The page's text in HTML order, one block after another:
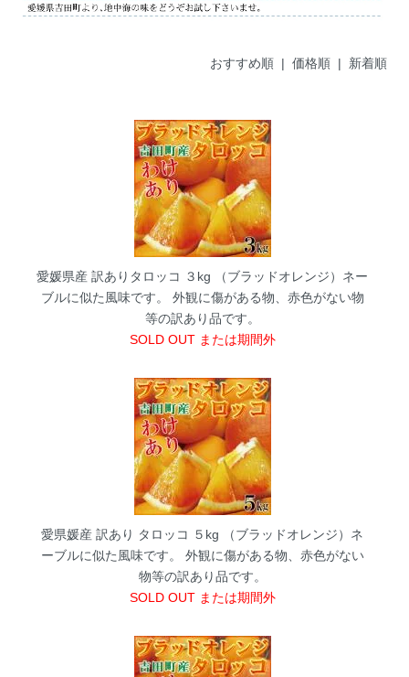
おすすめ順 | 価格順| 新着順
愛媛県産 訳ありタロッコ ３kg （ブラッドオレンジ）ネー
ブルに似た風味です。
外観に傷がある物、赤色がない物
等の訳あり品です。
SOLD OUT または期間外
愛県媛産 訳あり タロッコ ５kg （ブラッドオレンジ）ネ
ーブルに似た風味です。
外観に傷がある物、赤色がない
物等の訳あり品です。
SOLD OUT または期間外